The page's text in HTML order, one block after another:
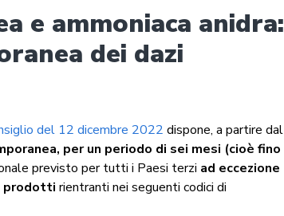
e ammoniaca anidra:
dei dazi
del 12 dicembre 2022 dispone, a partire dal
per un periodo di sei mesi (cioè fino
previsto per tutti i Paesi terzi ad eccezione
prodotti rientranti nei seguenti codici di